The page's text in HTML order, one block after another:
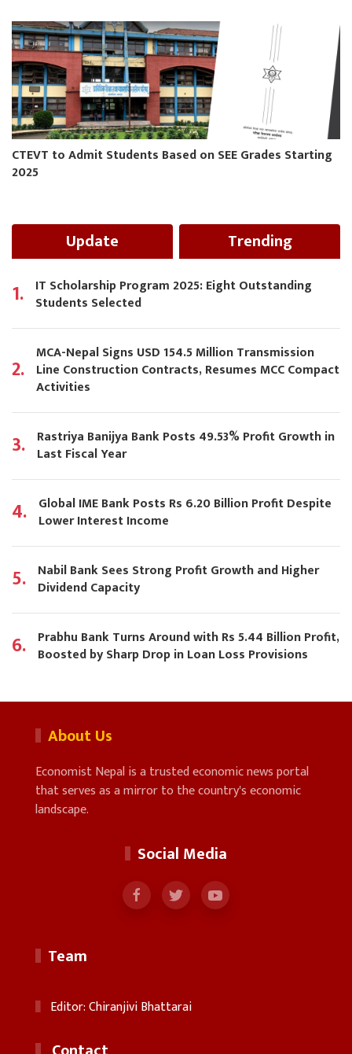
CTEVT to Admit Students Based on SEE Grades Starting
2025
Update Trending
1. IT Scholarship Program 2025: Eight Outstanding
Students Selected
2.
MCA-Nepal Signs USD 154.5 Million Transmission
Line Construction Contracts, Resumes MCC Compact
Activities
3. Rastriya Banijya Bank Posts 49.53% Profit Growth in
Last Fiscal Year
4. Global IME Bank Posts Rs 6.20 Billion Profit Despite
Lower Interest Income
5. Nabil Bank Sees Strong Profit Growth and Higher
Dividend Capacity
6. Prabhu Bank Turns Around with Rs 5.44 Billion Profit,
Boosted by Sharp Drop in Loan Loss Provisions
About Us
Economist Nepal is a trusted economic news portal
that serves as a mirror to the country's economic
landscape.
Social Media
Team
Editor: Chiranjivi Bhattarai